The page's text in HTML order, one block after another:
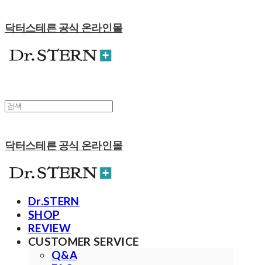
닥터스테른 공식 온라인몰
닥터스테른 공식 온라인몰
Dr.STERN
SHOP
REVIEW
CUSTOMER SERVICE
Q&A